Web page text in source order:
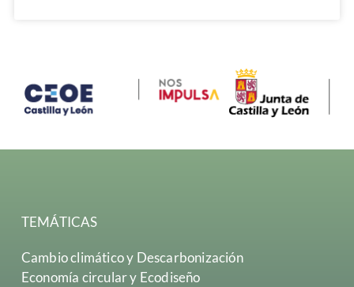
TEMÁTICAS
Cambio climático y Descarbonización
Economía circular y Ecodiseño